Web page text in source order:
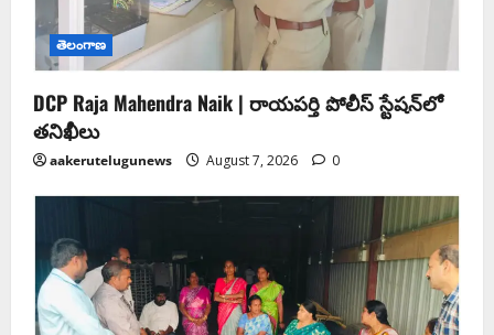
తెలంగాణ
DCP Raja Mahendra Naik | రాయపర్తి పోలీస్ స్టేషన్‌లో
తనిఖీలు
aakerutelugunews August 7, 2026 0